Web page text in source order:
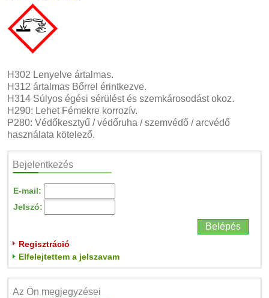
H302 Lenyelve ártalmas.
H312 ártalmas Bőrrel érintkezve.
H314 Súlyos égési sérülést és szemkárosodást okoz.
H290: Lehet Fémekre korrozív.
P280: Védőkesztyű / védőruha / szemvédő / arcvédő
használata kötelező.
Bejelentkezés
E-mail:
Jelszó:
Regisztráció
Elfelejtettem a jelszavam
Az Ön megjegyzései